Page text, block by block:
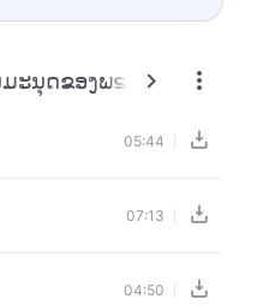
for results.
ະນຸດຂອງພຣະເຈົ້າ
05:44
07:13
04:50